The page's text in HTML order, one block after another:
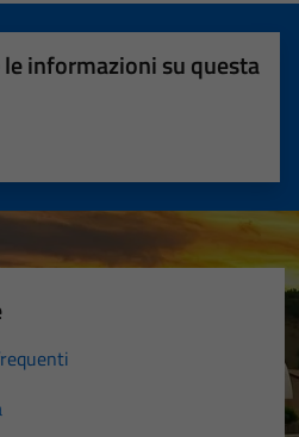
informazioni su questa
su 5
su 5
5